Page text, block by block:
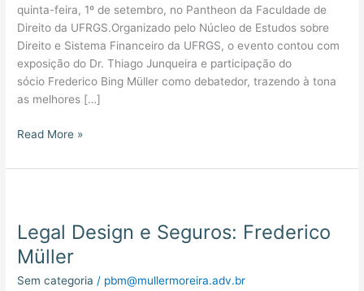
quinta-feira, 1º de setembro, no Pantheon da Faculdade de
Direito da UFRGS.Organizado pelo Núcleo de Estudos sobre
Direito e Sistema Financeiro da UFRGS, o evento contou com
exposição do Dr. Thiago Junqueira e participação do
sócio Frederico Bing Müller como debatedor, trazendo à tona
as melhores […]
Read More »
Legal Design e Seguros: Frederico
Müller
Sem categoria / pbm@mullermoreira.adv.br
e
Seguros:
Frederico
Müller